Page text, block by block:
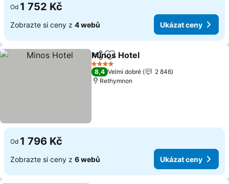
Od 1 752 Kč
Zobrazte si ceny z 4 webů Ukázat ceny
SdíletPřidat na seznam oblíbených
Minos Hotel
4 Počet hvězdiček
8,4 Velmi dobré
2 846
Rethymnon
Od 1 796 Kč
Zobrazte si ceny z 6 webů Ukázat ceny